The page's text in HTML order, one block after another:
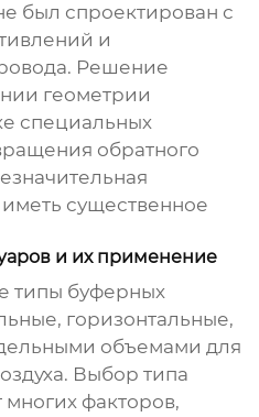
был спроектирован с
и
Решение
геометрии
специальных
обратного
существенное
и их применение
типы буферных
горизонтальные,
объемами для
Выбор типа
многих факторов,